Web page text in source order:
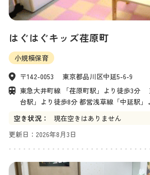
はぐはぐキッズ荏原町
小規模保育
〒142-0053　 東京都品川区中延5-6-9
東急大井町線 「荏原町駅」より徒歩3分　
台駅」より徒歩8分 都営浅草線「中延駅」
空き状況：
現在空きはありません
更新日： 2026年8月3日